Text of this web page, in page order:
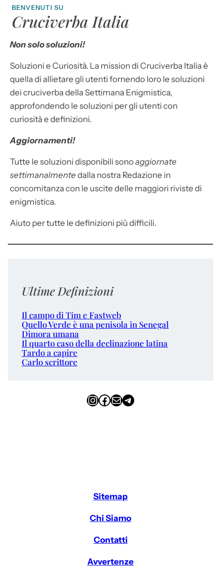
BENVENUTI SU
Cruciverba Italia
Non solo soluzioni!
Soluzioni e Curiosità. La mission di Cruciverba Italia è
quella di allietare gli utenti fornendo loro le soluzioni
dei cruciverba della Settimana Enigmistica,
approfondendo le soluzioni per gli utenti con
curiosità e definizioni.
Aggiornamenti!
Tutte le soluzioni disponibili sonoaggiornate
settimanalmente dalla nostra Redazione in
concomitanza con le uscite delle maggiori riviste di
enigmistica.
Aiuto per tutte le definizioni più difficili.
Ultime Definizioni
Il campo di Tim e Fastweb
Quello Verde è una penisola in Senegal
Dimora umana
Il quarto caso della declinazione latina
Tardo a capire
Carlo scrittore
InstagramFacebook Email Telegram
Sitemap
Chi Siamo
Contatti
Avvertenze